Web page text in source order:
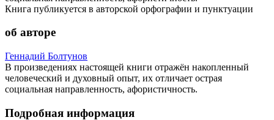
Книга публикуется в авторской орфографии и пунктуации
об авторе
Геннадий Болтунов
В произведениях настоящей книги отражён накопленный
человеческий и духовный опыт, их отличает острая
социальная направленность, афористичность.
Подробная информация